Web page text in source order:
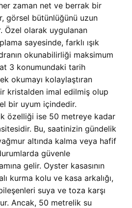
zaman net ve berrak bir
görsel bütünlüğünü uzun
Özel olarak uygulanan
sayesinde, farklı ışık
okunabilirliği maksimum
3 konumundaki tarih
okumayı kolaylaştıran
kristalden imal edilmiş olup
bir uyum içindedir.
özelliği ise 50 metreye kadar
Bu, saatinizin gündelik
altında kalma veya hafif
güvenle
gelir. Oyster kasasının
kurma kolu ve kasa arkalığı,
suya ve toza karşı
Ancak, 50 metrelik su